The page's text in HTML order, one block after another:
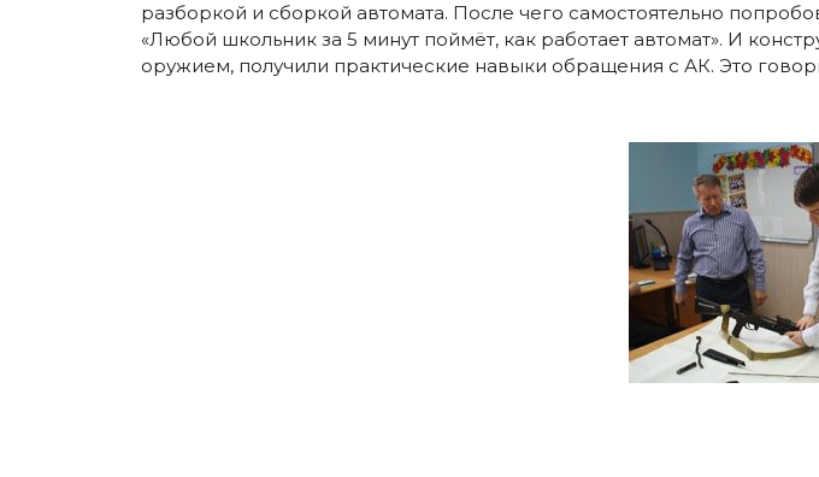
разборкой и сборкой автомата. После чего самостоятельно
«Любой школьник за 5 минут поймёт, как работает автомат». И
оружием, получили практические навыки обращения с АК. Это